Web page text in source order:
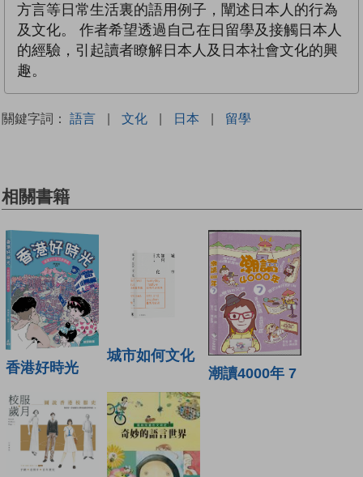
方言等日常生活裏的語用例子，闡述日本人的行為
及文化。 作者希望透過自己在日留學及接觸日本人
的經驗，引起讀者瞭解日本人及日本社會文化的興
趣。
關鍵字詞： 語言 | 文化 | 日本 | 留學
相關書籍
香港好時光
城市如何文化
潮讀4000年 7